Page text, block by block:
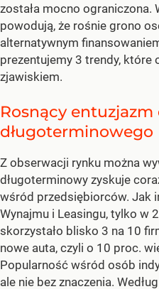
została mocno ograniczona.
powodują, że rośnie grono
alternatywnym
prezentujemy 3 trendy, które
zjawiskiem.
Rosnący
długoterminowego
Z obserwacji rynku można
długoterminowy zyskuje
wśród przedsiębiorców. Jak
Wynajmu i Leasingu, tylko w
skorzystało blisko 3 na 10
nowe auta, czyli o 10 proc.
Popularność wśród osób
ale nie bez znaczenia.